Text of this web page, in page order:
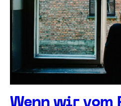
Wenn wir vom